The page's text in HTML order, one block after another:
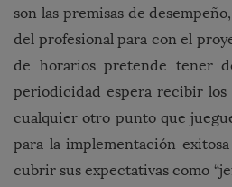
son las premisas de
del profesional para con el
de horarios pretende tener
periodicidad espera recibir
cualquier otro punto que
para la implementación
cubrir sus expectativas como